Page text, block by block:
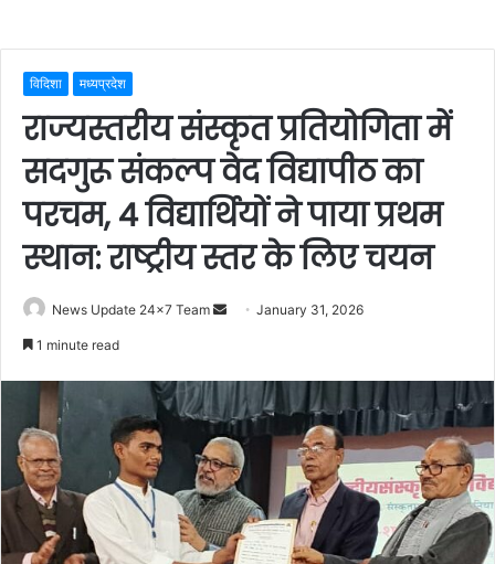
विदिशा मध्यप्रदेश
राज्यस्तरीय संस्कृत प्रतियोगिता में
सदगुरू संकल्प वेद विद्यापीठ का
परचम, 4 विद्यार्थियों ने पाया प्रथम
स्थान: राष्ट्रीय स्तर के लिए चयन
News Update 24x7 Team
Send January 31, 2026
1 minute read